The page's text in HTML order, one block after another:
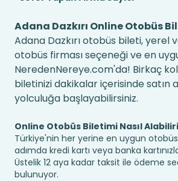
Adana Dazkırı Online Otobüs
Adana Dazkırı otobüs bileti, yerel
otobüs firması seçeneği ve en
NeredenNereye.com'da! Birkaç
biletinizi dakikalar içerisinde satın
yolculuğa başlayabilirsiniz.
Online Otobüs Biletimi Nasıl
Türkiye'nin her yerine en uygun
adımda kredi kartı veya banka
Üstelik 12 aya kadar taksit ile ödeme
bulunuyor.